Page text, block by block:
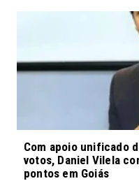
Com apoio unificado
votos, Daniel Vilela
pontos em Goiás